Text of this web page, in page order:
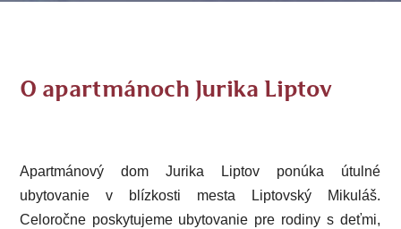
O apartmánoch Jurika Liptov
Apartmánový dom Jurika Liptov ponúka útulné
ubytovanie v blízkosti mesta Liptovský Mikuláš.
Celoročne poskytujeme ubytovanie pre rodiny s deťmi,